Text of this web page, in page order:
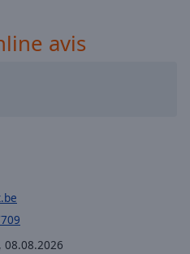
avis
, 08.08.2026